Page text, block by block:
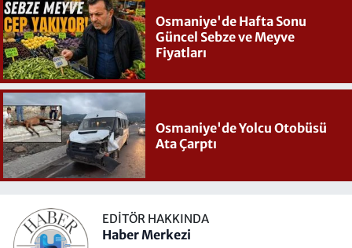
Osmaniye'de Hafta Sonu
Güncel Sebze ve Meyve
Fiyatları
Osmaniye'de Yolcu Otobüsü
Ata Çarptı
EDITÖR HAKKINDA
Haber Merkezi